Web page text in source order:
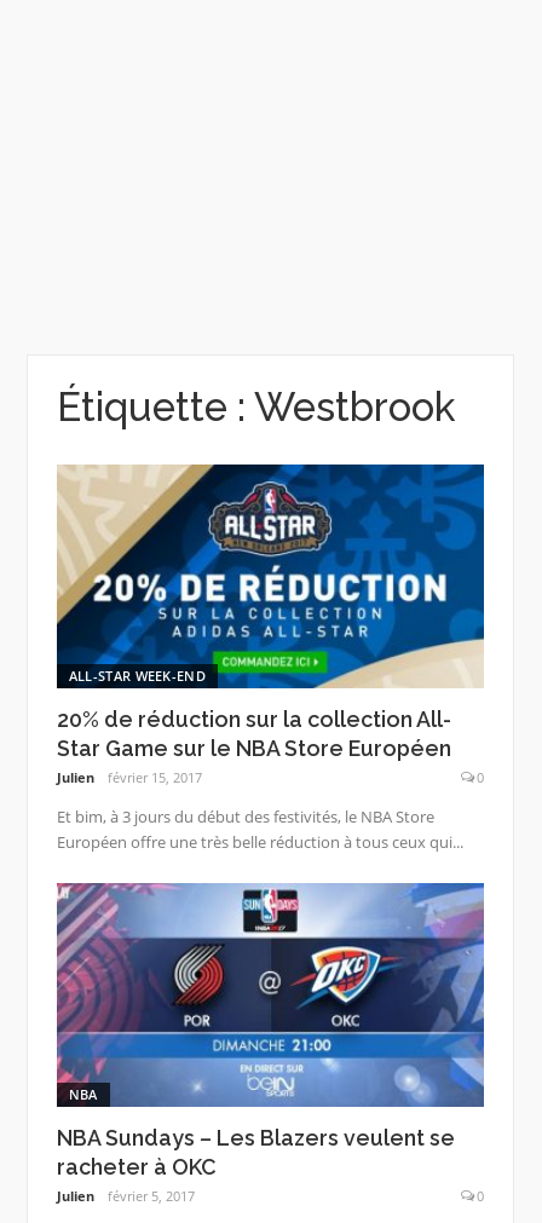
Étiquette : Westbrook
ALL-STAR WEEK-END
20% de réduction sur la collection All-
Star Game sur le NBA Store Européen
Julien février 15, 2017 0
Et bim, à 3 jours du début des festivités, le NBA Store
Européen offre une très belle réduction à tous ceux qui...
NBA
NBA Sundays – Les Blazers veulent se
racheter à OKC
Julien février 5, 2017 0